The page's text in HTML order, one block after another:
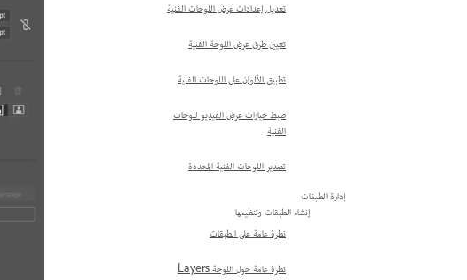
تعديل إعدادات عرض اللوحات الفنية
تعيين طرق عرض اللوحة الفنية
تطبيق الألوان على اللوحات الفنية
ضبط خيارات عرض الفيديو للوحات
الفنية
تصدير اللوحات الفنية المحددة
إدارة الطبقات
إنشاء الطبقات وتنظيمها
نظرة عامة على الطبقات
نظرة عامة حول اللوحة Layers